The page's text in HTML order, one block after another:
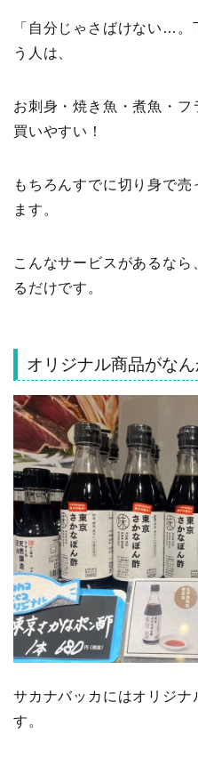
「自分じゃさばけない…
う人は、
お刺身・焼き魚・煮魚・フ
買いやすい！
もちろんすでに切り身で売
ます。
こんなサービスがあるな
るだけです。
オリジナル商品がなん
サカナバッカにはオリジナ
す。